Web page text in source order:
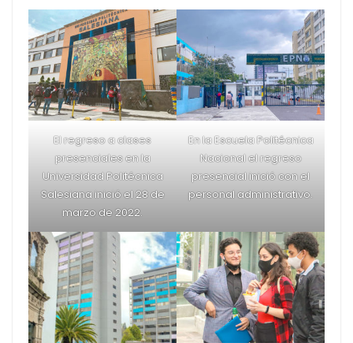
El sueño de la
presencialidad